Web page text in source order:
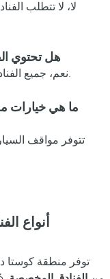
لا، لا تتطلب
هل تحتوي
نعم، جميع الفنادق تحتوي على حمامات سباحة ضمن مرافقها.
ما هي خيارات
تتوفر مواقف
أنواع
توفر منطقة كوستا